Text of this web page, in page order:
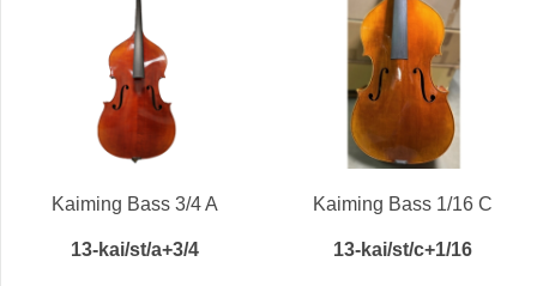
Kaiming Bass 3/4 A
13-kai/st/a+3/4
Kaiming Bass 1/16 C
13-kai/st/c+1/16